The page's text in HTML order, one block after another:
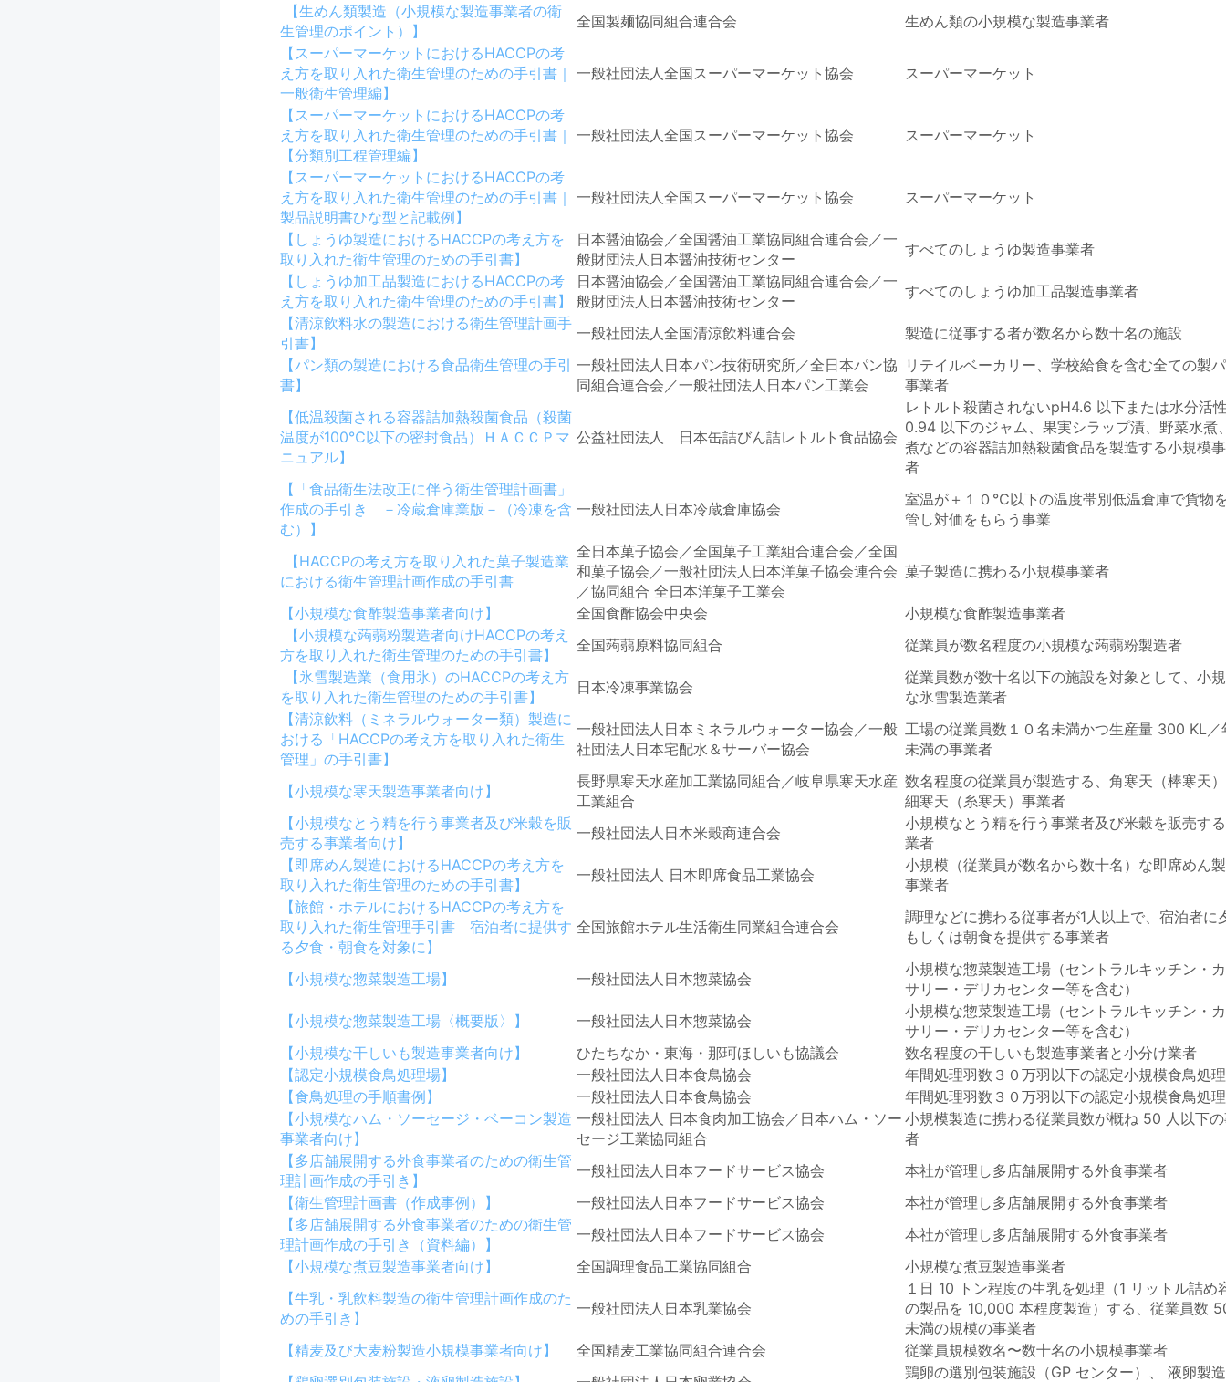
【生めん類製造（小規模な製造事業者の衛
生管理のポイント）】
全国製麺協同組合連合会
生めん類の小規模な製造事業者
【スーパーマーケットにおけるHACCPの考
え方を取り入れた衛生管理のための手引書｜
一般衛生管理編】
一般社団法人全国スーパーマーケット協会 スーパーマーケット
【スーパーマーケットにおけるHACCPの考
え方を取り入れた衛生管理のための手引書｜
【分類別工程管理編】
一般社団法人全国スーパーマーケット協会 スーパーマーケット
【スーパーマーケットにおけるHACCPの考
え方を取り入れた衛生管理のための手引書｜
製品説明書ひな型と記載例】
一般社団法人全国スーパーマーケット協会 スーパーマーケット
【しょうゆ製造におけるHACCPの考え方を
取り入れた衛生管理のための手引書】
日本醤油協会／全国醤油工業協同組合連合会／一
般財団法人日本醤油技術センター
すべてのしょうゆ製造事業者
【しょうゆ加工品製造におけるHACCPの考
え方を取り入れた衛生管理のための手引書】
日本醤油協会／全国醤油工業協同組合連合会／一
般財団法人日本醤油技術センター
すべてのしょうゆ加工品製造事業者
【清涼飲料水の製造における衛生管理計画手
引書】
一般社団法人全国清涼飲料連合会
製造に従事する者が数名から数十名の施設
【パン類の製造における食品衛生管理の手引
書】
一般社団法人日本パン技術研究所／全日本パン協
同組合連合会／一般社団法人日本パン工業会
リテイルベーカリー、学校給食を含む全ての製
事業者
【低温殺菌される容器詰加熱殺菌食品（殺菌
温度が100℃以下の密封食品）ＨＡＣＣＰマ
ニュアル】
公益社団法人 日本缶詰びん詰レトルト食品協会
レトルト殺菌されないpH4.6 以下または水分活
0.94 以下のジャム、果実シラップ漬、野菜水煮
煮などの容器詰加熱殺菌食品を製造する小規模
者
【「食品衛生法改正に伴う衛生管理計画書」
作成の手引き －冷蔵倉庫業版－（冷凍を含
む）】
一般社団法人日本冷蔵倉庫協会
室温が＋１０℃以下の温度帯別低温倉庫で貨物
管し対価をもらう事業
【HACCPの考え方を取り入れた菓子製造業
における衛生管理計画作成の手引書
全日本菓子協会／全国菓子工業組合連合会／全国
和菓子協会／一般社団法人日本洋菓子協会連合会
／協同組合 全日本洋菓子工業会
菓子製造に携わる小規模事業者
【小規模な食酢製造事業者向け】 全国食酢協会中央会
小規模な食酢製造事業者
【小規模な蒟蒻粉製造者向けHACCPの考え
方を取り入れた衛生管理のための手引書】
全国蒟蒻原料協同組合
従業員が数名程度の小規模な蒟蒻粉製造者
【氷雪製造業（食用氷）のHACCPの考え方
を取り入れた衛生管理のための手引書】
日本冷凍事業協会
従業員数が数十名以下の施設を対象として、小
な氷雪製造業者
【清涼飲料（ミネラルウォーター類）製造に
おける「HACCPの考え方を取り入れた衛生
管理」の手引書】
一般社団法人日本ミネラルウォーター協会／一般
社団法人日本宅配水＆サーバー協会
工場の従業員数１０名未満かつ生産量 300 KL／
未満の事業者
【小規模な寒天製造事業者向け】
長野県寒天水産加工業協同組合／岐阜県寒天水産
工業組合
数名程度の従業員が製造する、角寒天（棒寒天
細寒天（糸寒天）事業者
【小規模なとう精を行う事業者及び米穀を販
売する事業者向け】
一般社団法人日本米穀商連合会
小規模なとう精を行う事業者及び米穀を販売す
業者
【即席めん製造におけるHACCPの考え方を
取り入れた衛生管理のための手引書】
一般社団法人 日本即席食品工業協会
小規模（従業員が数名から数十名）な即席めん
事業者
【旅館・ホテルにおけるHACCPの考え方を
取り入れた衛生管理手引書 宿泊者に提供す
る夕食・朝食を対象に】
全国旅館ホテル生活衛生同業組合連合会
調理などに携わる従事者が1人以上で、宿泊者に
もしくは朝食を提供する事業者
【小規模な惣菜製造工場】 一般社団法人日本惣菜協会
小規模な惣菜製造工場（セントラルキッチン・
サリー・デリカセンター等を含む）
【小規模な惣菜製造工場〈概要版〉】
一般社団法人日本惣菜協会
小規模な惣菜製造工場（セントラルキッチン・
サリー・デリカセンター等を含む）
【小規模な干しいも製造事業者向け】
ひたちなか・東海・那珂ほしいも協議会
数名程度の干しいも製造事業者と小分け業者
【認定小規模食鳥処理場】
一般社団法人日本食鳥協会
年間処理羽数３０万羽以下の認定小規模食鳥処
【食鳥処理の手順書例】
一般社団法人日本食鳥協会
年間処理羽数３０万羽以下の認定小規模食鳥処
【小規模なハム・ソーセージ・ベーコン製造
事業者向け】
一般社団法人 日本食肉加工協会／日本ハム・ソー
セージ工業協同組合
小規模製造に携わる従業員数が概ね 50 人以下
者
【多店舗展開する外食事業者のための衛生管
理計画作成の手引き】
一般社団法人日本フードサービス協会
本社が管理し多店舗展開する外食事業者
【衛生管理計画書（作成事例）】
一般社団法人日本フードサービス協会
本社が管理し多店舗展開する外食事業者
【多店舗展開する外食事業者のための衛生管
理計画作成の手引き（資料編）】
一般社団法人日本フードサービス協会
本社が管理し多店舗展開する外食事業者
【小規模な煮豆製造事業者向け】
全国調理食品工業協同組合
小規模な煮豆製造事業者
【牛乳・乳飲料製造の衛生管理計画作成のた
めの手引き】
一般社団法人日本乳業協会
１日 10 トン程度の生乳を処理（1 リットル詰め
の製品を 10,000 本程度製造）する、従業員数
未満の規模の事業者
【精麦及び大麦粉製造小規模事業者向け】
全国精麦工業協同組合連合会
従業員規模数名〜数⼗名の⼩規模事業者
鶏卵の選別包装施設（GP センター）、 液卵製